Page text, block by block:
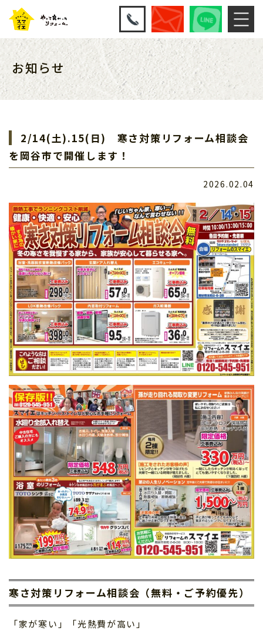
お知らせ
2/14(土).15(日) 寒さ対策リフォーム相談会
を岡谷市で開催します！
2026.02.04
寒さ対策リフォーム相談会（無料・ご予約優先）
「家が寒い」「光熱費が高い」